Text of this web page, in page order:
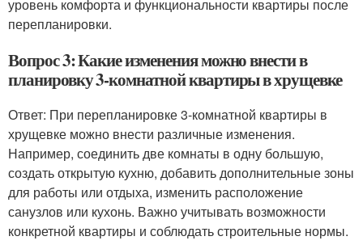
уровень комфорта и функциональности квартиры после
перепланировки.
Вопрос 3: Какие изменения можно внести в
планировку 3-комнатной квартиры в хрущевке
Ответ: При перепланировке 3-комнатной квартиры в
хрущевке можно внести различные изменения.
Например, соединить две комнаты в одну большую,
создать открытую кухню, добавить дополнительные зоны
для работы или отдыха, изменить расположение
санузлов или кухонь. Важно учитывать возможности
конкретной квартиры и соблюдать строительные нормы.